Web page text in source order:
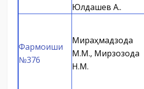
Юлдашев А.Қ.
Фармоиши
№376
Мираҳмадзода
М.М., Мирзозода
Н.М.